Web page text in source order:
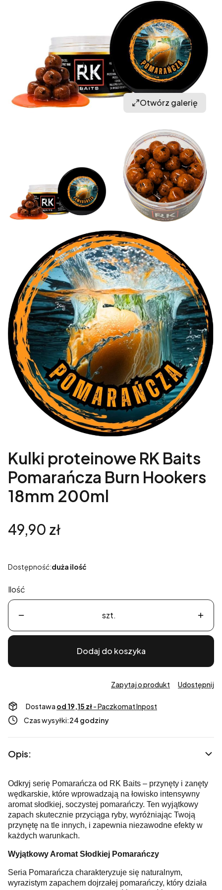
Otwórz galerię
Kulki proteinowe RK Baits
Pomarańcza Burn Hookers
18mm 200ml
Cena
49,90 zł
Dostępność:duża ilość
Ilość
szt.
Dodaj do koszyka
Zapytaj o produkt Udostępnij
Dostawa od 19,15 zł- Paczkomat Inpost
Czas wysyłki:24 godziny
Opis:
Odkryj serię Pomarańcza od RK Baits – przynęty i zanęty
wędkarskie, które wprowadzają na łowisko intensywny
aromat słodkiej, soczystej pomarańczy. Ten wyjątkowy
zapach skutecznie przyciąga ryby, wyróżniając Twoją
przynętę na tle innych, i zapewnia niezawodne efekty w
każdych warunkach.
Wyjątkowy Aromat Słodkiej Pomarańczy
Seria Pomarańcza charakteryzuje się naturalnym,
wyrazistym zapachem dojrzałej pomarańczy, który działa